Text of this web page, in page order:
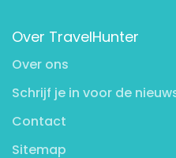
Over TravelHunter
Over ons
Schrijf je in voor de
Contact
Sitemap